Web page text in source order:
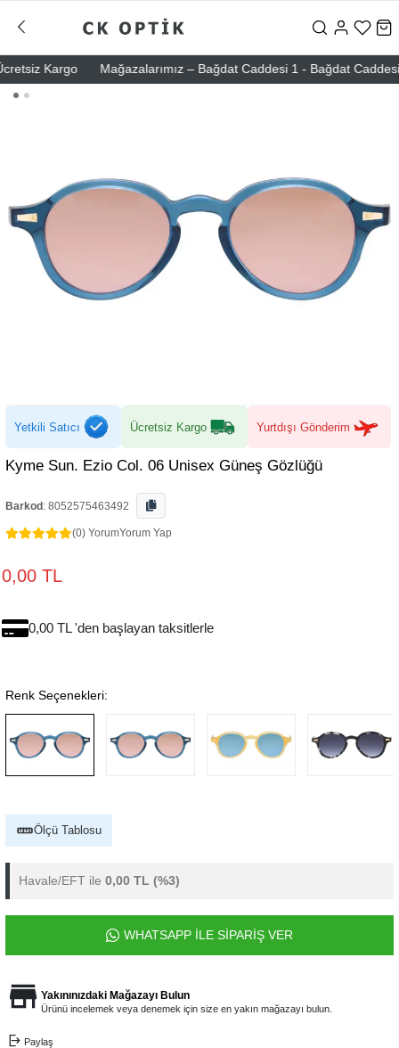
Kargo Mağazalarımız – Bağdat Caddesi 1 - Bağdat Caddesi
Yetkili Satıcı Ücretsiz Kargo Yurtdışı Gönderim
Kyme Sun. Ezio Col. 06 Unisex Güneş Gözlüğü
Barkod : 8052575463492
(0) YorumYorum Yap
0,00 TL
0,00 TL 'den başlayan taksitlerle
Renk Seçenekleri:
Ölçü Tablosu
Havale/EFT ile 0,00 TL (%3)
WHATSAPP İLE SİPARİŞ VER
Yakınınızdaki Mağazayı Bulun
Ürünü incelemek veya denemek için size en yakın mağazayı bulun.
Paylaş